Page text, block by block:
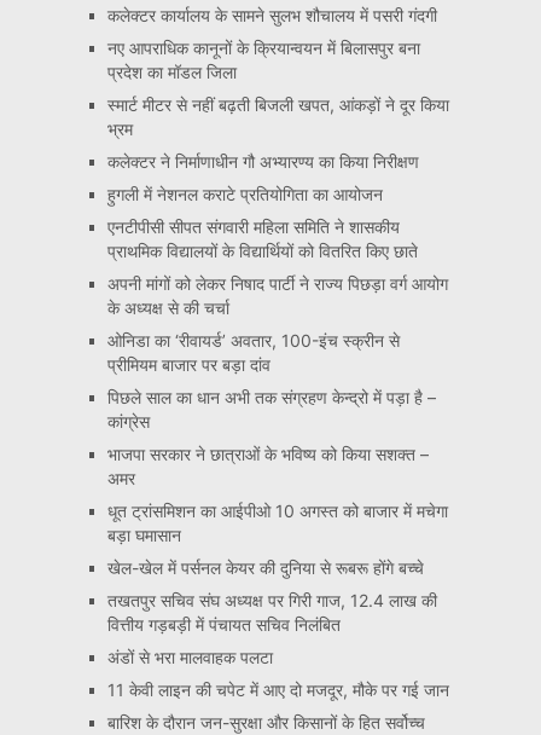
कलेक्टर कार्यालय के सामने सुलभ शौचालय में पसरी गंदगी
नए आपराधिक कानूनों के क्रियान्वयन में बिलासपुर बना
प्रदेश का मॉडल जिला
स्मार्ट मीटर से नहीं बढ़ती बिजली खपत, आंकड़ों ने दूर किया
भ्रम
कलेक्टर ने निर्माणाधीन गौ अभ्यारण्य का किया निरीक्षण
हुगली में नेशनल कराटे प्रतियोगिता का आयोजन
एनटीपीसी सीपत संगवारी महिला समिति ने शासकीय
प्राथमिक विद्यालयों के विद्यार्थियों को वितरित किए छाते
अपनी मांगों को लेकर निषाद पार्टी ने राज्य पिछड़ा वर्ग आयोग
के अध्यक्ष से की चर्चा
ओनिडा का ‘रीवायर्ड’ अवतार, 100-इंच स्क्रीन से
प्रीमियम बाजार पर बड़ा दांव
पिछले साल का धान अभी तक संग्रहण केन्द्रो में पड़ा है –
कांग्रेस
भाजपा सरकार ने छात्राओं के भविष्य को किया सशक्त –
अमर
धूत ट्रांसमिशन का आईपीओ 10 अगस्त को बाजार में मचेगा
बड़ा घमासान
खेल-खेल में पर्सनल केयर की दुनिया से रूबरू होंगे बच्चे
तखतपुर सचिव संघ अध्यक्ष पर गिरी गाज, 12.4 लाख की
वित्तीय गड़बड़ी में पंचायत सचिव निलंबित
अंडों से भरा मालवाहक पलटा
11 केवी लाइन की चपेट में आए दो मजदूर, मौके पर गई जान
बारिश के दौरान जन-सुरक्षा और किसानों के हित सर्वोच्च